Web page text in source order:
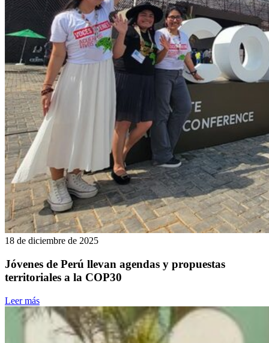
18 de diciembre de 2025
Jóvenes de Perú llevan agendas y propuestas
territoriales a la COP30
Leer más